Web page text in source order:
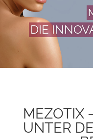
DIE
MEZOTIX
UNTER